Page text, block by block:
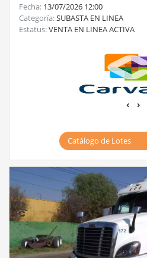
Fecha: 13/07/2026 12:00
Categoría:SUBASTA EN LINEA
Estatus:VENTA EN LINEA ACTIVA
‹ ›
Catálogo de Lotes